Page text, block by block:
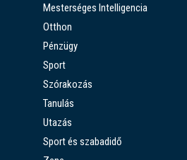
Mesterséges Intelligencia
Otthon
Pénzügy
Sport
Szórakozás
Tanulás
Utazás
Sport és szabadidő